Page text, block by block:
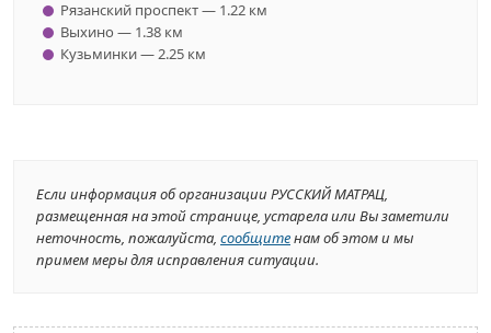
Рязанский проспект — 1.22 км
Выхино — 1.38 км
Кузьминки — 2.25 км
Если информация об организации РУССКИЙ МАТРАЦ,
размещенная на этой странице, устарела или Вы заметили
неточность, пожалуйста, сообщитенам об этом и мы
примем меры для исправления ситуации.